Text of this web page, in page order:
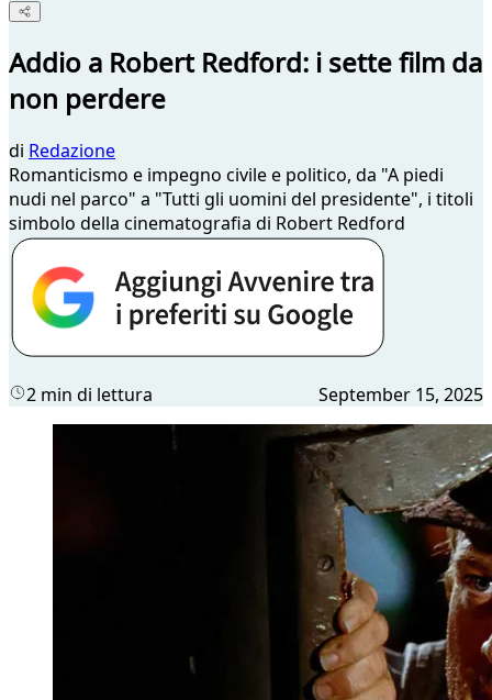
Addio a Robert Redford: i sette film da
non perdere
di Redazione
Romanticismo e impegno civile e politico, da "A piedi
nudi nel parco" a "Tutti gli uomini del presidente", i titoli
simbolo della cinematografia di Robert Redford
2 min di lettura September 15, 2025